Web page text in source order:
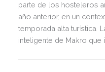
parte de los hosteleros
año anterior, en un
temporada alta turística.
inteligente de Makro que